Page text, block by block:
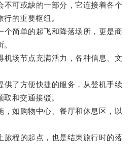
可或缺的一部分，它连接着各个
的重要枢纽。
简单的起飞和降落场所，更是商
场节点充满活力，各种信息、文
了方便快捷的服务，从登机手续
和交通接驳。
如购物中心、餐厅和休息区，以
程的起点，也是结束旅行时的落